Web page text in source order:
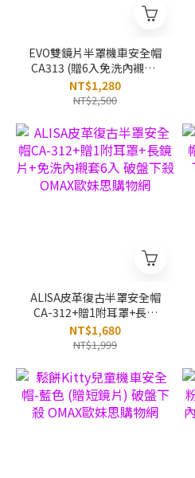
EVO雙鏡片半罩機車安全帽
CA313 (贈6入免洗內襯套)
破盤下殺 OMAX歐妹思購物
網
NT$1,280
NT$2,500
ALISA皮革復古半罩安全帽
CA-312+贈1附耳罩+長鏡
片+免洗內襯套6入 破盤下
殺 OMAX歐妹思購物網
NT$1,680
NT$1,999